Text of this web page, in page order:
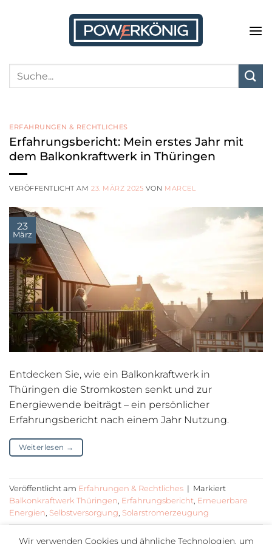
ERFAHRUNGEN & RECHTLICHES
Erfahrungsbericht: Mein erstes Jahr mit
dem Balkonkraftwerk in Thüringen
VERÖFFENTLICHT AM23. MÄRZ 2025 VON MARCEL
23
März
Entdecken Sie, wie ein Balkonkraftwerk in
Thüringen die Stromkosten senkt und zur
Energiewende beiträgt – ein persönlicher
Erfahrungsbericht nach einem Jahr Nutzung.
Weiterlesen →
Veröffentlicht am Erfahrungen & Rechtliches | Markiert
Balkonkraftwerk Thüringen Erfahrungsbericht Erneuerbare
Energien Selbstversorgung Solarstromerzeugung
Wir verwenden Cookies und ähnliche Technologien, um